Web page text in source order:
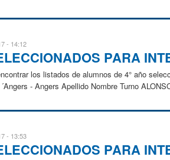
- 14:12
PARA
los listados de alumnos de 4° año
- Angers Apellido Nombre Turno
- 13:53
PARA